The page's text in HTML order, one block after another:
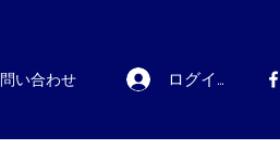
い合わせ ログイン